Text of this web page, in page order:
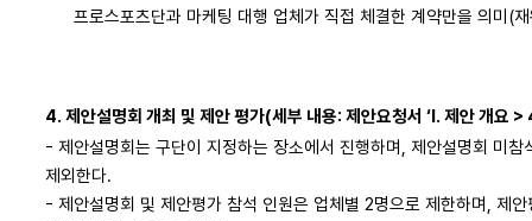
프로스포츠단과 마케팅 대행 업체가 직접 체결한 계약만을 의미(
4. 제안설명회 개최 및 제안 평가(세부 내용: 제안요청서 ‘Ⅰ. 제안 개요
- 제안설명회는 구단이 지정하는 장소에서 진행하며, 제안설명회 미
제외한다.
- 제안설명회 및 제안평가 참석 인원은 업체별 2명으로 제한하며, 제